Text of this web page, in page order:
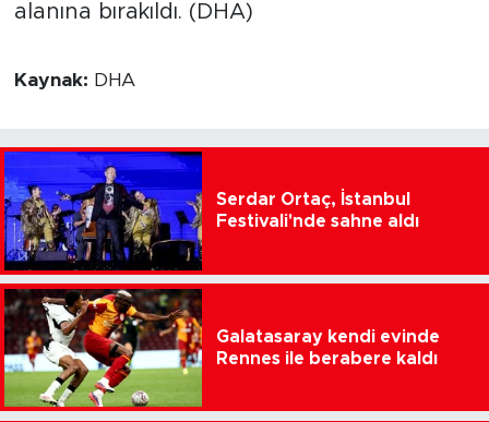
alanına bırakıldı. (DHA)
Kaynak: DHA
Serdar Ortaç, İstanbul
Festivali'nde sahne aldı
Galatasaray kendi evinde
Rennes ile berabere kaldı